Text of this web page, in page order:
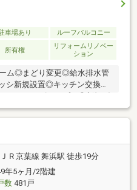
車場あり ルーフバルコニー
所有権
リフォームリノベー
ション
ム◎まどり変更◎給水排水管
シ新規設置◎キッチン交換◎
置（調光機能一部あり）◎造
（Miele)設置◎IHコンロ設置
◎トイレ設備交換など
ＪＲ京葉線 舞浜駅 徒歩19分
年5ヶ月/2階建
数481戸